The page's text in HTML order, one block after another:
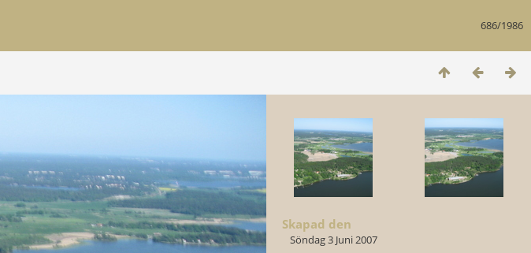
686/1986
Skapad den
Söndag 3 Juni 2007